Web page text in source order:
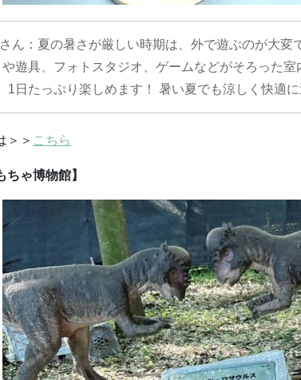
ん：夏の暑さが厳しい時期は、外で遊ぶのが大
や遊具、フォトスタジオ、ゲームなどがそろった
1日たっぷり楽しめます！ 暑い夏でも涼しく快適
＞＞ こちら
ちゃ博物館】